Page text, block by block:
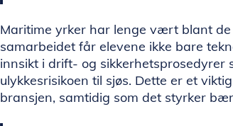
Maritime yrker har lenge vært blant
samarbeidet får elevene ikke bare
innsikt i drift- og sikkerhetsprosedyrer
ulykkesrisikoen til sjøs. Dette er et
bransjen, samtidig som det styrker